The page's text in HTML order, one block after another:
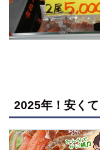
2025年！安く